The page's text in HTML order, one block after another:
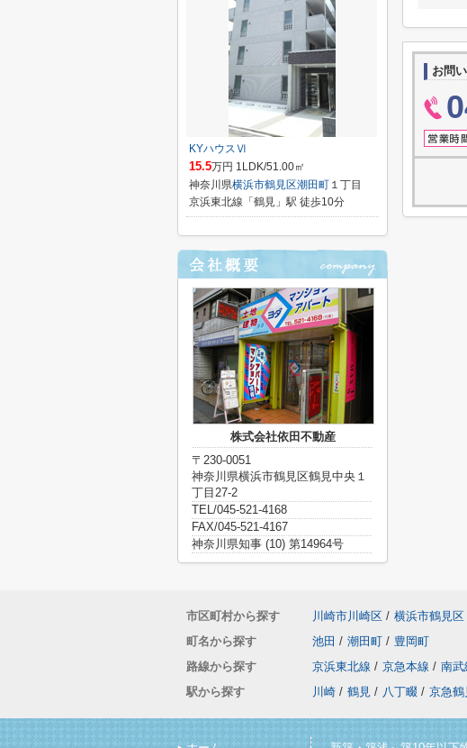
お問
KYハウスⅥ
15.5万円 1LDK/51.00㎡
神奈川県横浜市鶴見区潮田町 １丁目
京浜東北線「鶴見」駅 徒歩10分
株式会社依田不動産
〒230-0051
神奈川県横浜市鶴見区鶴見中央１
丁目27-2
TEL/045-521-4168
FAX/045-521-4167
神奈川県知事 (10) 第14964号
市区町村から探す 川崎市川崎区 / 横浜市鶴見区
町名から探す
池田 / 潮田町 / 豊岡町
路線から探す
京浜東北線 / 京急本線 / 南武
駅から探す
川崎 / 鶴見 / 八丁畷 / 京急鶴